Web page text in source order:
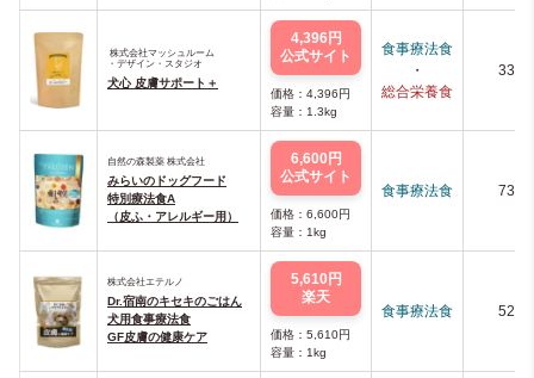
株式会社マッシュルーム
・デザイン・スタジオ
犬心 皮膚サポート＋
4,396円
公式サイト
価格：4,396円
容量：1.3kg
食事療法食
・
総合栄養食
333
自然の森製薬 株式会社
みらいのドッグフード
特別療法食A
（皮ふ・アレルギー用）
6,600円
公式サイト
価格：6,600円
容量：1kg
食事療法食 739
株式会社エテルノ
Dr.宿南のキセキのごはん
犬用食事療法食
GF皮膚の健康ケア
5,610円
楽天
価格：5,610円
容量：1kg
食事療法食 525